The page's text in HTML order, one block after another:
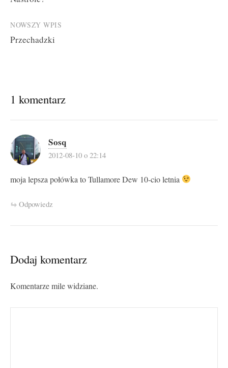
navigation
NOWSZY WPIS
Przechadzki
1 komentarz
Sosq
2012-08-10 o 22:14
moja lepsza połówka to Tullamore Dew 10-cio letnia
Odpowiedz
Dodaj komentarz
Komentarze mile widziane.